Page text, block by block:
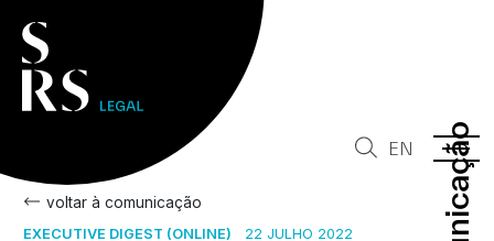
EN
voltar à comunicação
EXECUTIVE DIGEST (ONLINE)
22 JULHO 2022